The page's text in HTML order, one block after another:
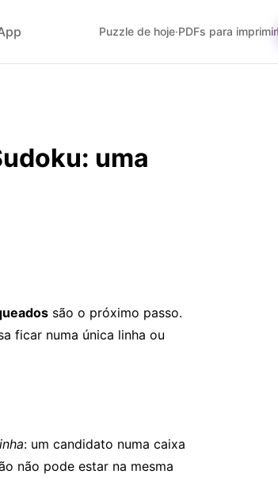
Puzzle de hoje·PDFs para imprimir
uma
são o próximo passo.
ficar numa única linha ou
: um candidato numa caixa
não pode estar na mesma